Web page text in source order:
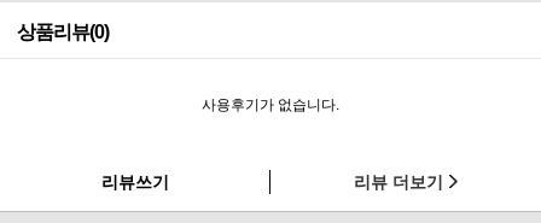
상품리뷰(0)
사용후기가 없습니다.
리뷰쓰기 리뷰 더보기